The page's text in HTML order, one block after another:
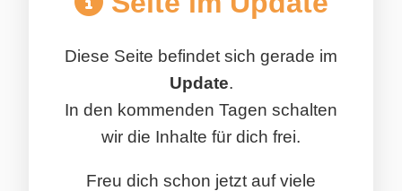
Diese Seite befindet sich gerade im
Update.
In den kommenden Tagen schalten
wir die Inhalte für dich frei.
Freu dich schon jetzt auf viele